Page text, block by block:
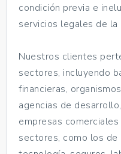
condición previa e
servicios legales de la
Nuestros clientes
sectores, incluyendo
financieras,
agencias de
empresas
sectores, como los de